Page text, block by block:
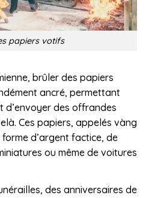
papiers votifs
brûler des papiers
ancré, permettant
d’envoyer des offrandes
Ces papiers, appelés vàng
d’argent factice, de
ou même de voitures
des anniversaires de